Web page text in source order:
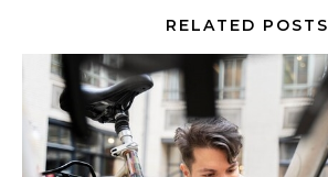
RELATED POSTS